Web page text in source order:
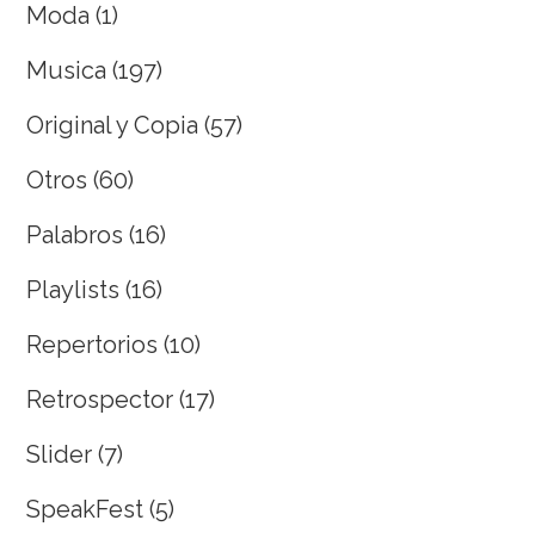
Moda (1)
Musica (197)
Original y Copia (57)
Otros (60)
Palabros (16)
Playlists (16)
Repertorios (10)
Retrospector (17)
Slider (7)
SpeakFest (5)